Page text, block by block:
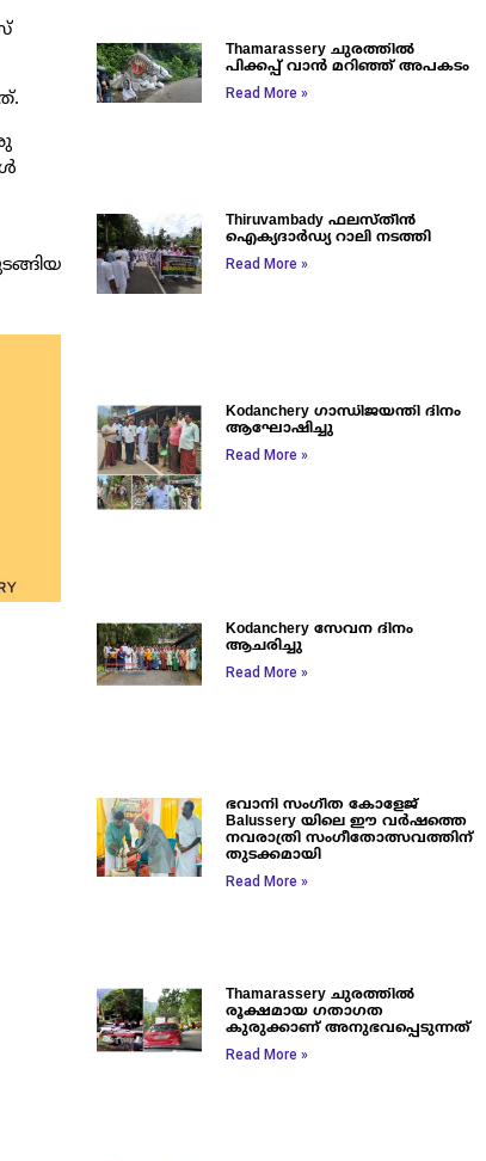
Thamarassery ചുരത്തിൽ
പിക്കപ്പ് വാൻ മറിഞ്ഞ് അപകടം
Read More »
Thiruvambady ഫലസ്തീൻ
ഐക്യദാർഡ്യ റാലി നടത്തി
Read More »
Kodanchery ഗാന്ധിജയന്തി ദിനം
ആഘോഷിച്ചു
Read More »
Kodanchery സേവന ദിനം
ആചരിച്ചു
Read More »
ഭവാനി സംഗീത കോളേജ്
Balussery യിലെ ഈ വർഷത്തെ
നവരാത്രി സംഗീതോത്സവത്തിന്
തുടക്കമായി
Read More »
Thamarassery ചുരത്തിൽ
രൂക്ഷമായ ഗതാഗത
കുരുക്കാണ് അനുഭവപ്പെടുന്നത്
Read More »